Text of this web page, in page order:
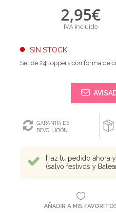
2,95€
IVA incluido
SIN STOCK
Set de 24 toppers con forma de
GARANTÍA DE
DEVOLUCIÓN
Haz tu pedido ahora
(salvo festivos y
AÑADIR A MIS